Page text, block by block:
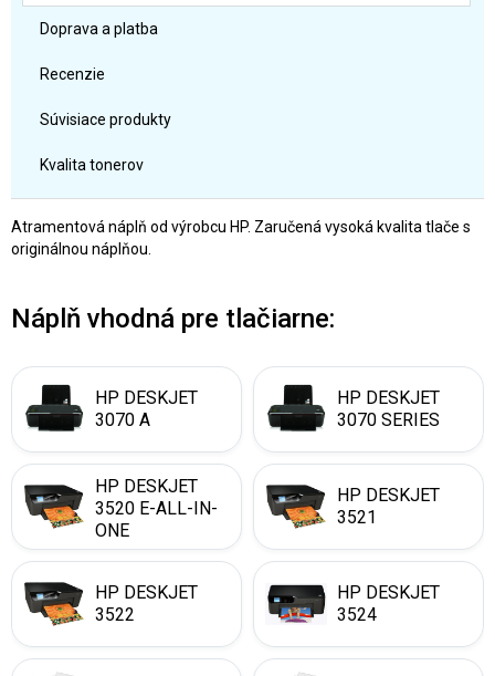
Doprava a platba
Recenzie
Súvisiace produkty
Kvalita tonerov
Atramentová náplň od výrobcu HP. Zaručená vysoká kvalita tlače s
originálnou náplňou.
Náplň vhodná pre tlačiarne:
HP DESKJET
3070 A
HP DESKJET
3070 SERIES
HP DESKJET
3520 E-ALL-IN-
ONE
HP DESKJET
3521
HP DESKJET
3522
HP DESKJET
3524